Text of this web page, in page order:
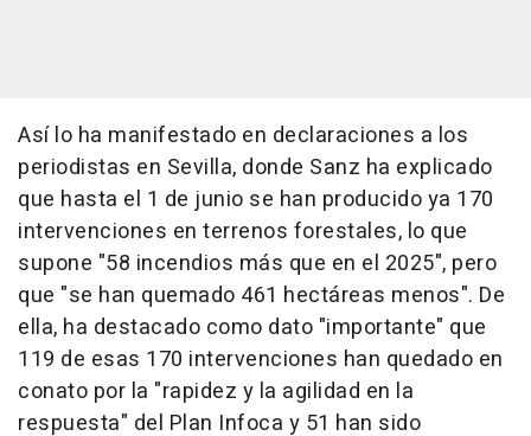
Así lo ha manifestado en declaraciones a los
periodistas en Sevilla, donde Sanz ha explicado
que hasta el 1 de junio se han producido ya 170
intervenciones en terrenos forestales, lo que
supone "58 incendios más que en el 2025", pero
que "se han quemado 461 hectáreas menos". De
ella, ha destacado como dato "importante" que
119 de esas 170 intervenciones han quedado en
conato por la "rapidez y la agilidad en la
respuesta" del Plan Infoca y 51 han sido